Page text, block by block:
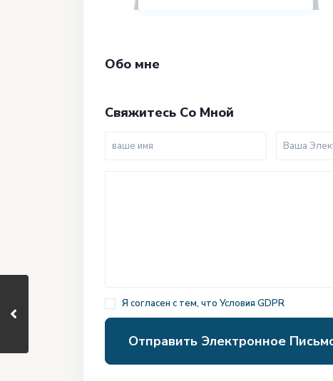
Обо мне
Свяжитесь Со Мной
Я согласен с тем, что Условия GDPR